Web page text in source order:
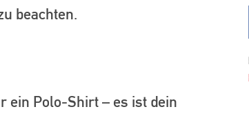
beachten.
ein Polo-Shirt – es ist dein